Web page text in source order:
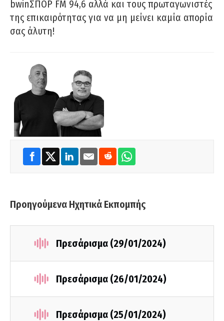
bwinΣΠΟΡ FM 94,6 αλλά και τους πρωταγωνιστές
της επικαιρότητας για να μη μείνει καμία απορία
σας άλυτη!
Προηγούμενα Ηχητικά Εκπομπής
Πρεσάρισμα (29/01/2024)
Πρεσάρισμα (26/01/2024)
Πρεσάρισμα (25/01/2024)